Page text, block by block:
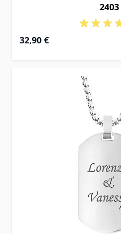
2403
32,90 €